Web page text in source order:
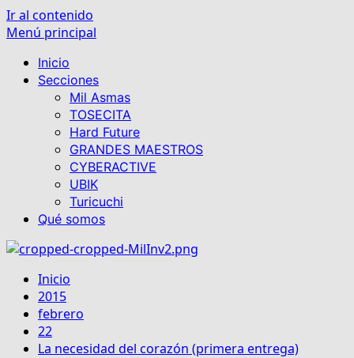
Ir al contenido
Menú principal
Inicio
Secciones
Mil Asmas
TOSECITA
Hard Future
GRANDES MAESTROS
CYBERACTIVE
UBIK
Turicuchi
Qué somos
Inicio
2015
febrero
22
La necesidad del corazón (primera entrega)